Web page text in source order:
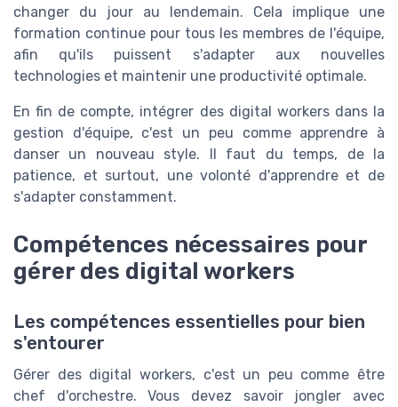
changer du jour au lendemain. Cela implique une
formation continue pour tous les membres de l'équipe,
afin qu'ils puissent s'adapter aux nouvelles
technologies et maintenir une productivité optimale.
En fin de compte, intégrer des digital workers dans la
gestion d'équipe, c'est un peu comme apprendre à
danser un nouveau style. Il faut du temps, de la
patience, et surtout, une volonté d'apprendre et de
s'adapter constamment.
Compétences nécessaires pour
gérer des digital workers
Les compétences essentielles pour bien
s'entourer
Gérer des digital workers, c'est un peu comme être
chef d'orchestre. Vous devez savoir jongler avec